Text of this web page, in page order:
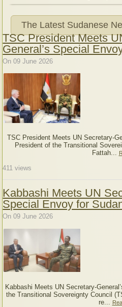
The Latest Sudanese
TSC President Meets
General’s Special
On 09 June 2026
TSC President Meets UN Secretary-
President of the Transitional
Fattah...
411 views
Kabbashi Meets UN
Special Envoy for
On 09 June 2026
Kabbashi Meets UN Secretary-
the Transitional Sovereignty Council
re...